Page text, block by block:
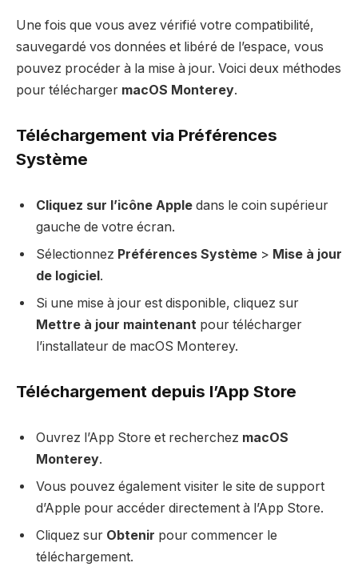
Une fois que vous avez vérifié votre compatibilité,
sauvegardé vos données et libéré de l’espace, vous
pouvez procéder à la mise à jour. Voici deux méthodes
pour télécharger macOS Monterey.
Téléchargement via Préférences
Système
Cliquez sur l’icône Apple dans le coin supérieur
gauche de votre écran.
Sélectionnez Préférences Système > Mise à jour
de logiciel.
Si une mise à jour est disponible, cliquez sur
Mettre à jour maintenant pour télécharger
l’installateur de macOS Monterey.
Téléchargement depuis l’App Store
Ouvrez l’App Store et recherchez macOS
Monterey.
Vous pouvez également visiter le site de support
d’Apple pour accéder directement à l’App Store.
Cliquez sur Obtenir pour commencer le
téléchargement.